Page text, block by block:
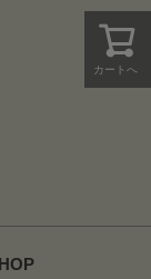
カートへ